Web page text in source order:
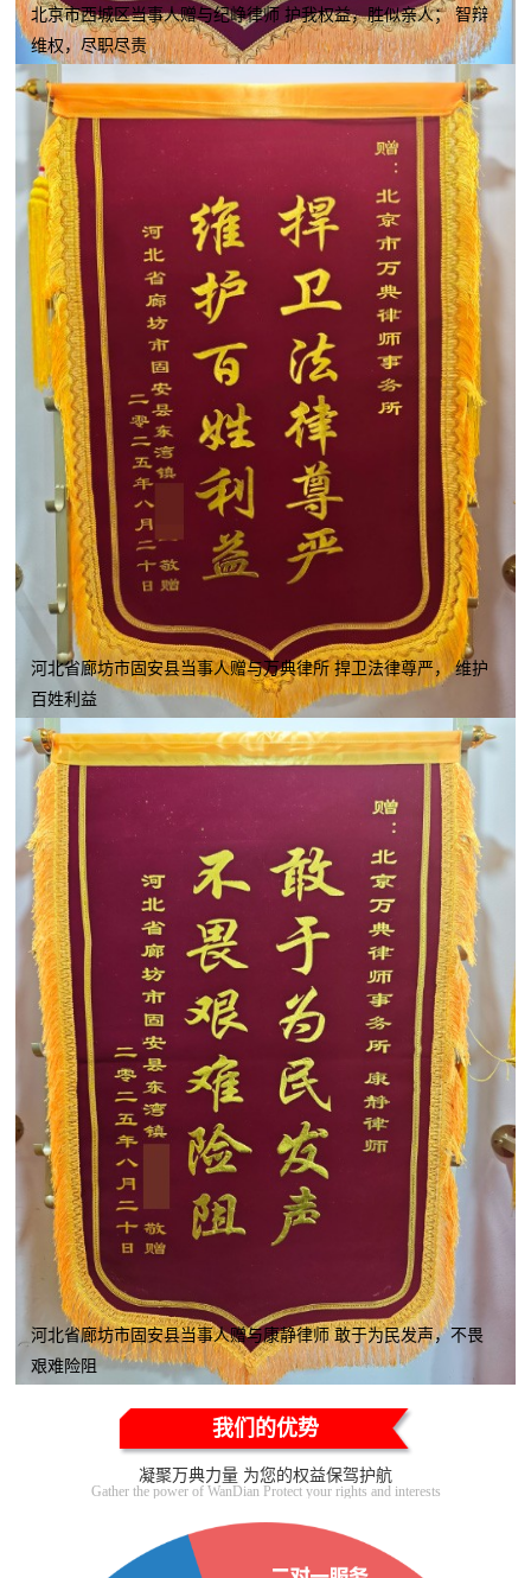
北京市西城区当事人赠与纪峥律师 护我权益，胜似亲人； 智辩
维权，尽职尽责
河北省廊坊市固安县当事人赠与万典律所 捍卫法律尊严， 维护
百姓利益
河北省廊坊市固安县当事人赠与康静律师 敢于为民发声，不畏
艰难险阻
我们的优势
凝聚万典力量 为您的权益保驾护航
Gather the power of WanDian Protect your rights and interests